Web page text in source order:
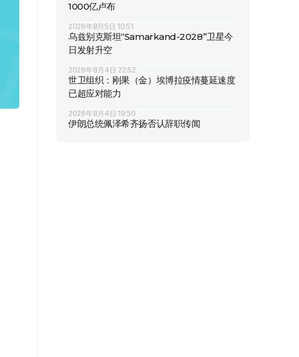
1000亿卢布
2026年8月5日 10:51
乌兹别克斯坦“Samarkand-2028”卫星今
日发射升空
2026年8月4日 22:52
世卫组织：刚果（金）埃博拉疫情蔓延速度
已超应对能力
2026年8月4日 19:50
伊朗总统佩泽希齐扬否认辞职传闻